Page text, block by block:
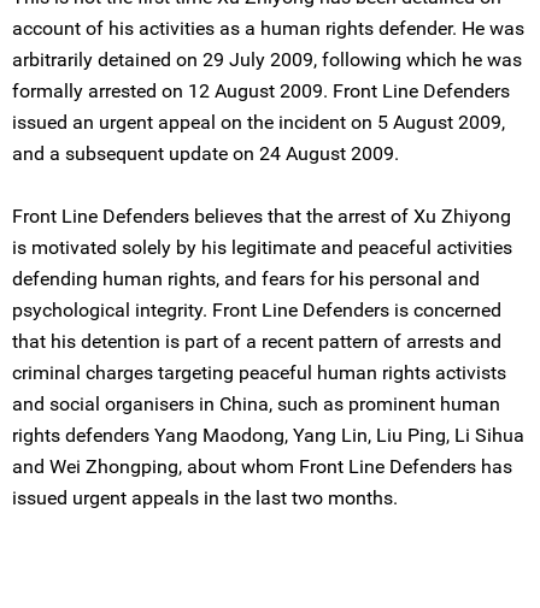
account of his activities as a human rights defender. He was
arbitrarily detained on 29 July 2009, following which he was
formally arrested on 12 August 2009. Front Line Defenders
issued an urgent appeal on the incident on 5 August 2009,
and a subsequent update on 24 August 2009.
Front Line Defenders believes that the arrest of Xu Zhiyong
is motivated solely by his legitimate and peaceful activities
defending human rights, and fears for his personal and
psychological integrity. Front Line Defenders is concerned
that his detention is part of a recent pattern of arrests and
criminal charges targeting peaceful human rights activists
and social organisers in China, such as prominent human
rights defenders Yang Maodong, Yang Lin, Liu Ping, Li Sihua
and Wei Zhongping, about whom Front Line Defenders has
issued urgent appeals in the last two months.